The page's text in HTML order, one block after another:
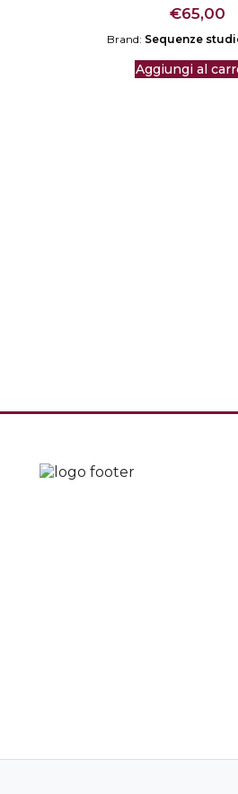
€65,00
Brand: Sequenze
Aggiungi al
© 2026 Copyright